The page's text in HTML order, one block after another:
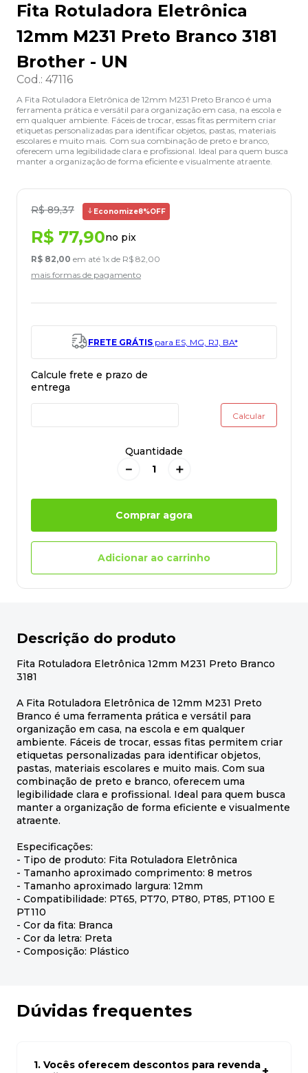
Fita Rotuladora Eletrônica
12mm M231 Preto Branco 3181
Brother - UN
Cod.: 47116
A Fita Rotuladora Eletrônica de 12mm M231 Preto Branco é uma
ferramenta prática e versátil para organização em casa, na escola e
em qualquer ambiente. Fáceis de trocar, essas fitas permitem criar
etiquetas personalizadas para identificar objetos, pastas, materiais
escolares e muito mais. Com sua combinação de preto e branco,
oferecem uma legibilidade clara e profissional. Ideal para quem busca
manter a organização de forma eficiente e visualmente atraente.
R$ 89,37 Economize8%OFF
R$ 77,90no pix
R$ 82,00 em até 1x de R$ 82,00
mais formas de pagamento
FRETE GRÁTISpara ES, MG, RJ, BA*
Quantidade
＋
－
Comprar agora
Adicionar ao carrinho
Descrição do produto
Fita Rotuladora Eletrônica 12mm M231 Preto Branco
3181
A Fita Rotuladora Eletrônica de 12mm M231 Preto
Branco é uma ferramenta prática e versátil para
organização em casa, na escola e em qualquer
ambiente. Fáceis de trocar, essas fitas permitem criar
etiquetas personalizadas para identificar objetos,
pastas, materiais escolares e muito mais. Com sua
combinação de preto e branco, oferecem uma
legibilidade clara e profissional. Ideal para quem busca
manter a organização de forma eficiente e visualmente
atraente.
Especificações:
- Tipo de produto: Fita Rotuladora Eletrônica
- Tamanho aproximado comprimento: 8 metros
- Tamanho aproximado largura: 12mm
- Compatibilidade: PT65, PT70, PT80, PT85, PT100 E
PT110
- Cor da fita: Branca
- Cor da letra: Preta
- Composição: Plástico
Dúvidas frequentes
1. Vocês oferecem descontos para revenda